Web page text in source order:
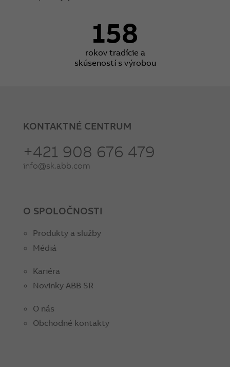
158
rokov tradície a
skúseností s výrobou
KONTAKTNÉ CENTRUM
+421 908 676 479
info@sk.abb.com
O SPOLOČNOSTI
Produkty a služby
Médiá
Kariéra
Novinky ABB SR
O nás
Obchodné kontakty